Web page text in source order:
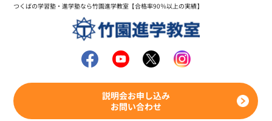
つくばの学習塾・進学塾なら竹園進学教室【合格率90％以上の実績】
説明会お申し込み
お問い合わせ